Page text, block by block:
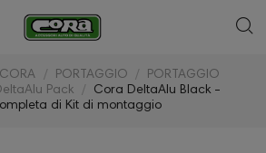
PORTAGGIO
PORTAGGIO
Pack
Cora DeltaAlu Black -
di Kit di montaggio